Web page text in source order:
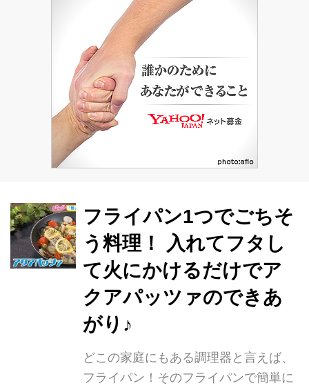
います！ レモンパスタ 【材料】 ・シ
ョートパスタ(フスィリ)…100g ・レモ
ン…1個 ・ベーコン…4枚 ・たまね
ぎ…1/2個 ・にんにく…1かけ ・生ク
リーム(乳脂肪40%以上の物)…100ml
・白ワイン…30ml ・塩…小さじ1/2 ・
塩、コショウ…適量 ・オリーブオイ
ル…大さじ1/2 ・フレッシ...
フライパン1つでごちそ
う料理！ 入れてフタし
て火にかけるだけでア
クアパッツァのできあ
がり♪
どこの家庭にもある調理器と言えば、
フライパン！そのフライパンで簡単に